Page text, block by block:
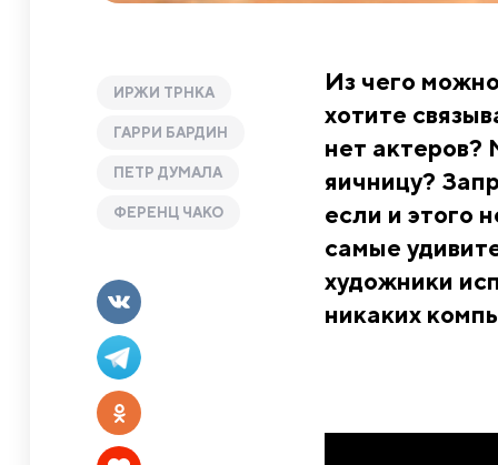
ИРЖИ ТРНКА
ГАРРИ БАРДИН
ПЕТР ДУМАЛА
ФЕРЕНЦ ЧАКО
Из чего
хотите
нет актеров?
яичницу?
если и этого
самые
художники
никаких